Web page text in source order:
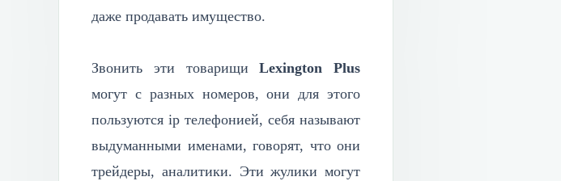
даже продавать имущество.
Звонить эти товарищи Lexington Plus
могут с разных номеров, они для этого
пользуются ip телефонией, себя называют
выдуманными именами, говорят, что они
трейдеры, аналитики. Эти жулики могут